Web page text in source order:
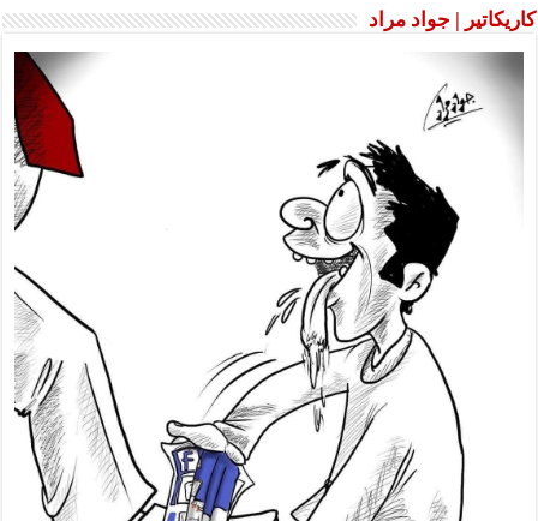
كاريكاتير | جواد مراد